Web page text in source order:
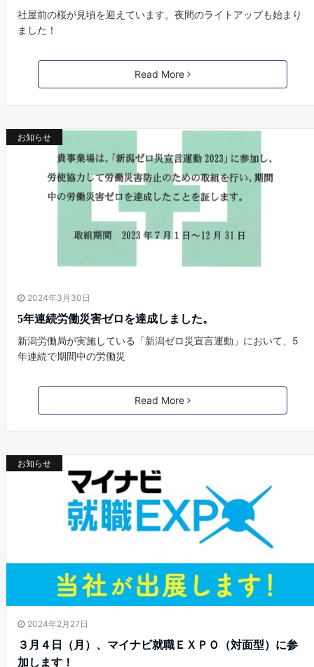
社屋前の桜が見頃を迎えています。夜間のライトアップも始まり
ました！
Read More
お知らせ
2024年3月30日
5年連続労働災害ゼロを達成しました。
新潟労働局が実施している「新潟ゼロ災宣言運動」において、5
年連続で期間中の労働災
Read More
お知らせ
2024年2月27日
３月４日（月）、マイナビ就職ＥＸＰＯ（対面型）に参
加します！